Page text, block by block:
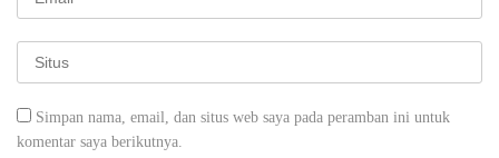
Simpan nama, email, dan situs web saya pada peramban ini untuk
komentar saya berikutnya.